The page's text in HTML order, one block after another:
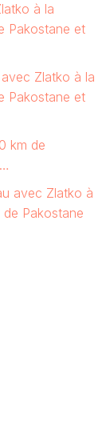
à la
Pakostane et
Zlatko à la
Pakostane et
km de
avec Zlatko à
de Pakostane